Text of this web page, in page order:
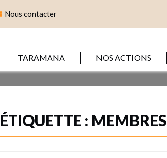
Nous contacter
TARAMANA NOS ACTIONS
ÉTIQUETTE : MEMBRES